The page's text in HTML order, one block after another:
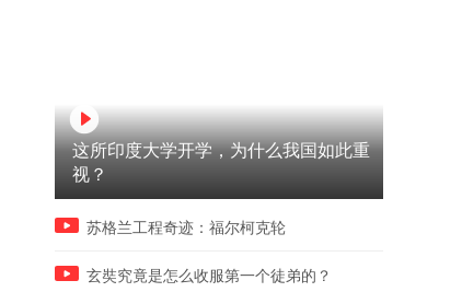
人在竟嚼碎了喂孩子，这算怎
装备，就知道这辈子肯定没
这所印度大学开学，为什么我国如此重
视？
苏格兰工程奇迹：福尔柯克轮
玄奘究竟是怎么收服第一个徒弟的？